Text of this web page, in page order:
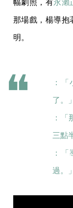
幅劇照，有永瀨
那場戲，楊導抱
明。
：
了。」
：
三點
：
過。」